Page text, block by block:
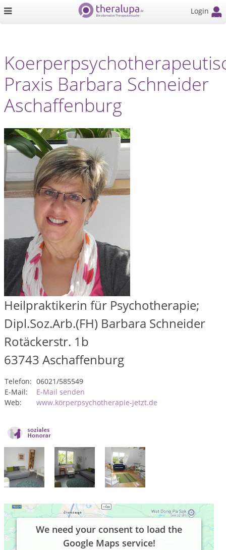
Login
Praxis Barbara Schneider
Aschaffenburg
Heilpraktikerin für Psychotherapie;
Dipl.Soz.Arb.(FH) Barbara Schneider
Rotäckerstr. 1b
63743 Aschaffenburg
Telefon: 06021/585549
E-Mail:
E-Mail senden
Web:
www.körperpsychotherapie-jetzt.de
We need your consent to load the
Google Maps service!